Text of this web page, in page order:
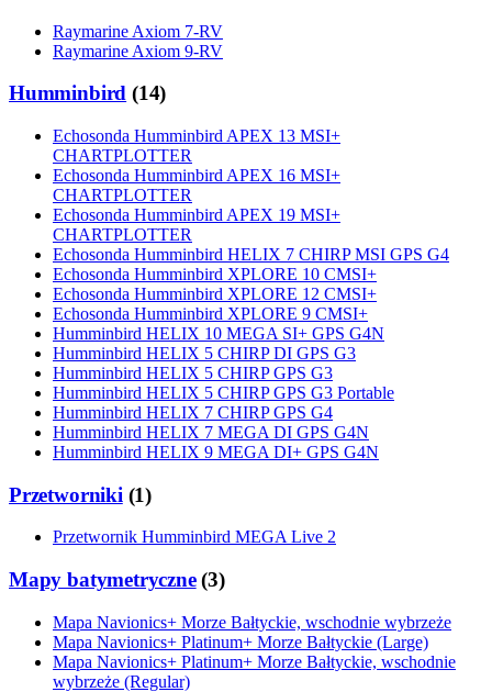
Raymarine Axiom 7-RV
Raymarine Axiom 9-RV
Humminbird (14)
Echosonda Humminbird APEX 13 MSI+
CHARTPLOTTER
Echosonda Humminbird APEX 16 MSI+
CHARTPLOTTER
Echosonda Humminbird APEX 19 MSI+
CHARTPLOTTER
Echosonda Humminbird HELIX 7 CHIRP MSI GPS G4
Echosonda Humminbird XPLORE 10 CMSI+
Echosonda Humminbird XPLORE 12 CMSI+
Echosonda Humminbird XPLORE 9 CMSI+
Humminbird HELIX 10 MEGA SI+ GPS G4N
Humminbird HELIX 5 CHIRP DI GPS G3
Humminbird HELIX 5 CHIRP GPS G3
Humminbird HELIX 5 CHIRP GPS G3 Portable
Humminbird HELIX 7 CHIRP GPS G4
Humminbird HELIX 7 MEGA DI GPS G4N
Humminbird HELIX 9 MEGA DI+ GPS G4N
Przetworniki (1)
Przetwornik Humminbird MEGA Live 2
Mapy batymetryczne (3)
Mapa Navionics+ Morze Bałtyckie, wschodnie wybrzeże
Mapa Navionics+ Platinum+ Morze Bałtyckie (Large)
Mapa Navionics+ Platinum+ Morze Bałtyckie, wschodnie
wybrzeże (Regular)